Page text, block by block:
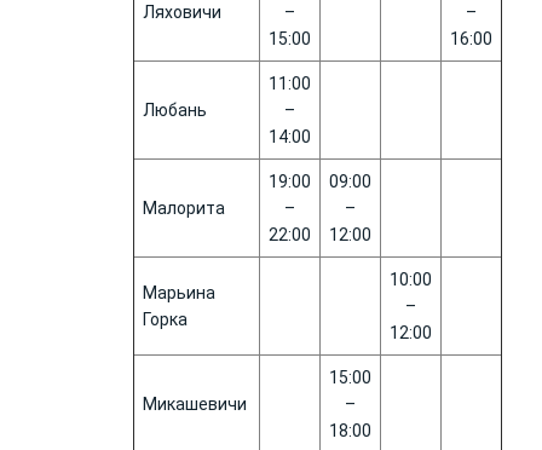
Ляховичи
–
15:00
–
16:00
Любань
11:00
–
14:00
Малорита
19:00
–
22:00
09:00
–
12:00
Марьина
Горка
10:00
–
12:00
Микашевичи
15:00
–
18:00